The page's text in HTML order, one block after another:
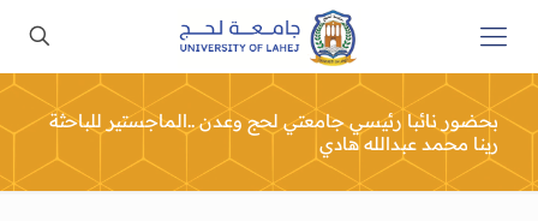
بحضور نائبا رئيسي جامعتي لحج وعدن ..الماجستير للباحثة
رينا محمد عبدالله هادي